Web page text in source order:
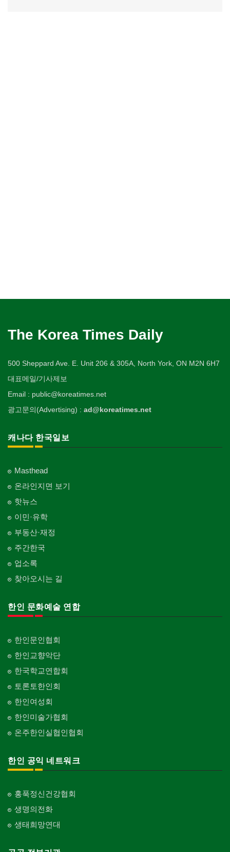
The Korea Times Daily
500 Sheppard Ave. E. Unit 206 & 305A, North York, ON M2N 6H7
대표메일/기사제보
Email : public@koreatimes.net
광고문의(Advertising) : ad@koreatimes.net
캐나다 한국일보
Masthead
온라인지면 보기
핫뉴스
이민·유학
부동산·재정
주간한국
업소록
찾아오시는 길
한인 문화예술 연합
한인문인협회
한인교향악단
한국학교연합회
토론토한인회
한인여성회
한인미술가협회
온주한인실협인협회
한인 공익 네트워크
홍푹정신건강협회
생명의전화
생태희망연대